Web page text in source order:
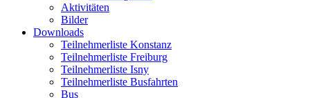
Aktivitäten
Bilder
Downloads
Teilnehmerliste Konstanz
Teilnehmerliste Freiburg
Teilnehmerliste Isny
Teilnehmerliste Busfahrten
Bus